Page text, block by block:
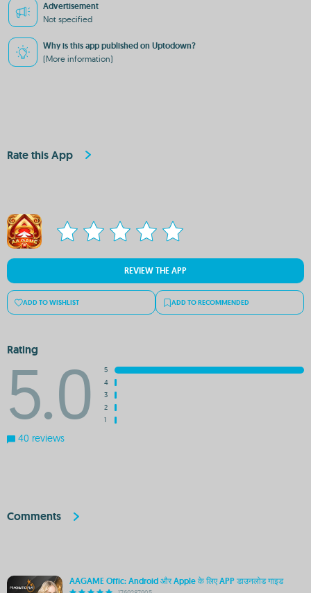
Advertisement
Not specified
Why is this app published on Uptodown?
(More information)
Rate this App
REVIEW THE APP
ADD TO WISHLIST ADD TO RECOMMENDED
Rating
5.0
5
4
3
2
1
40 reviews
Comments
AAGAME Offic: Android और Apple के लिए APP डाउनलोड गाइड